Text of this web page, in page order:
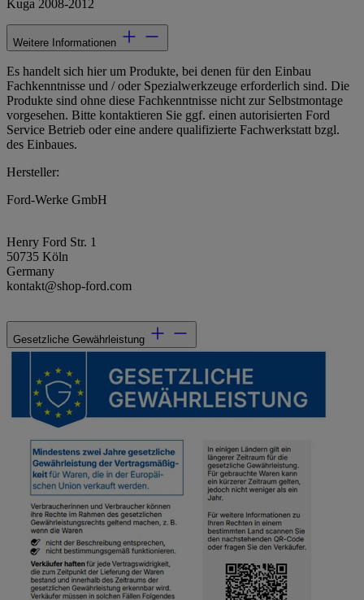
Kuga 2008-2012
Weitere Informationen
Es handelt sich hier um Produkte, bei denen für den Einbau
Fachkenntnisse und / oder Spezialwerkzeuge erforderlich sind. Die
Produkte sind ohne diese Fachkenntnisse nicht zur Selbstmontage
vorgesehen. Bitte kontaktieren Sie ggf. einen autorisierten Ford
Service Betrieb oder eine andere qualifizierte Fachwerkstatt bzgl.
des Einbaues.
Hersteller:
Ford-Werke GmbH
Henry Ford Str. 1
50735 Köln
Germany
kontakt@shop-ford.com
Gesetzliche Gewährleistung